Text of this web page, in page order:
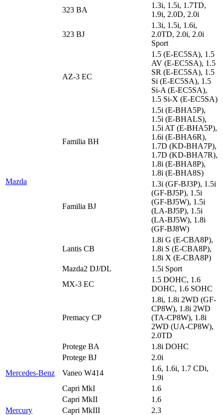
Mazda
323 BA
1.3i, 1.5i, 1.7TD,
1.9i, 2.0D, 2.0i
323 BJ
1.3i, 1.5i, 1.6i,
2.0TD, 2.0i, 2.0i
Sport
AZ-3 EC
1.5 (E-EC5SA), 1.5
AV (E-EC5SA), 1.5
SR (E-EC5SA), 1.5
Si (E-EC5SA), 1.5
Si-A (E-EC5SA),
1.5 Si-X (E-EC5SA)
Familia BH
1.5i (E-BHA5P),
1.5i (E-BHALS),
1.5i AT (E-BHA5P),
1.6i (E-BHA6R),
1.7D (KD-BHA7P),
1.7D (KD-BHA7R),
1.8i (E-BHA8P),
1.8i (E-BHA8S)
Familia BJ
1.3i (GF-BJ3P), 1.5i
(GF-BJ5P), 1.5i
(GF-BJ5W), 1.5i
(LA-BJ5P), 1.5i
(LA-BJ5W), 1.8i
(GF-BJ8W)
Lantis CB
1.8i G (E-CBA8P),
1.8i S (E-CBA8P),
1.8i X (E-CBA8P)
Mazda2 DJ/DL
1.5i Sport
MX-3 EC
1.5 DOHC, 1.6
DOHC, 1.6 SOHC
Premacy CP
1.8i, 1.8i 2WD (GF-
CP8W), 1.8i 2WD
(TA-CP8W), 1.8i
2WD (UA-CP8W),
2.0TD
Protege BA
1.8i DOHC
Protege BJ
2.0i
Mercedes-Benz
Vaneo W414
1.6, 1.6i, 1.7 CDi,
1.9i
Mercury
Capri MkI
1.6
Capri MkII
1.6
Capri MkIII
2.3